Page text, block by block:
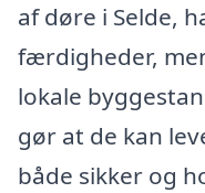
af døre i Selde,
færdigheder,
lokale
gør at de kan
både sikker og